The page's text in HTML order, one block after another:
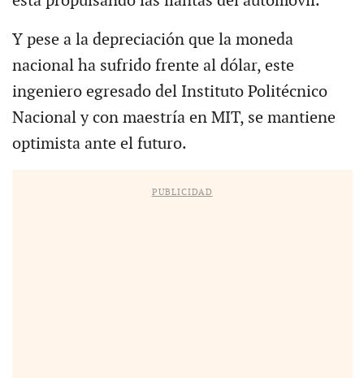
Y pese a la depreciación que la moneda
nacional ha sufrido frente al dólar, este
ingeniero egresado del Instituto Politécnico
Nacional y con maestría en MIT, se mantiene
optimista ante el futuro.
PUBLICIDAD